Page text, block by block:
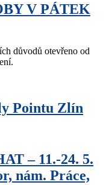
V PÁTEK
důvodů otevřeno od
Pointu Zlín
– 11.-24. 5.
nám. Práce,